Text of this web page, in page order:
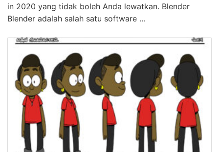
in 2020 yang tidak boleh Anda lewatkan. Blender
Blender adalah salah satu software …